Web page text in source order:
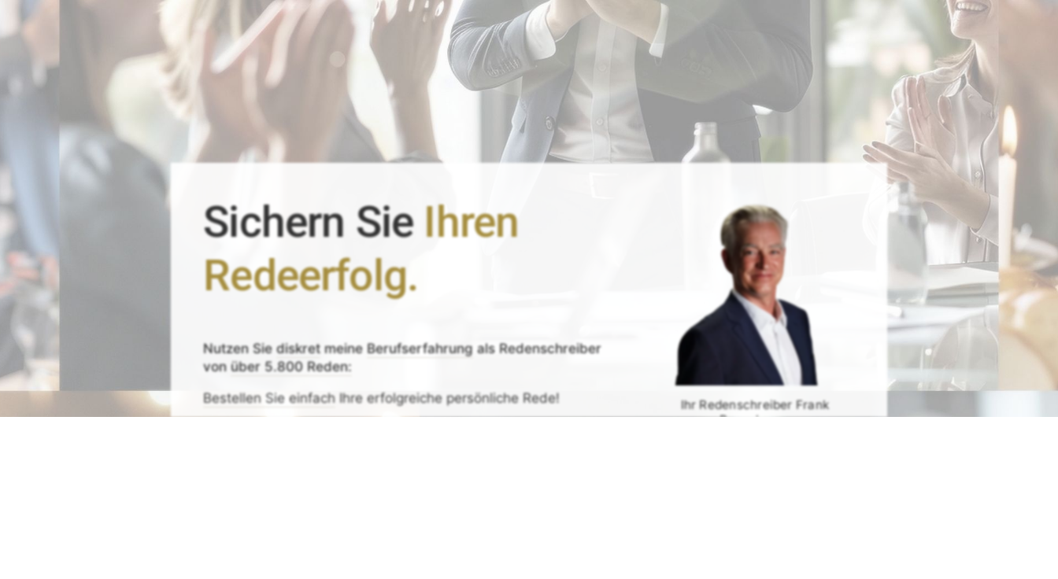
Sichern Sie Ihren
Redeerfolg.
Nutzen Siediskret meineBerufserfahrung als Redenschreiber
vonüber 5.800 Reden:
Bestellen Sie einfach Ihre erfolgreiche persönliche Rede!
Ihr Redenschreiber Frank
Rosenbauer